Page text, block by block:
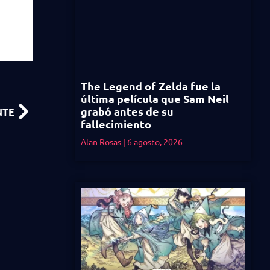
The Legend of Zelda fue la
última película que Sam Neil
grabó antes de su
fallecimiento
Alan Rosas 6 agosto, 2026